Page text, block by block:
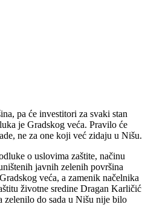
pa će investitori za svaki stan
je Gradskog veća. Pravilo će
ne za one koji već zidaju u Nišu.
o uslovima zaštite, načinu
javnih zelenih površina
veća, a zamenik načelnika
životne sredine Dragan Karličić
zelenilo do sada u Nišu nije bilo